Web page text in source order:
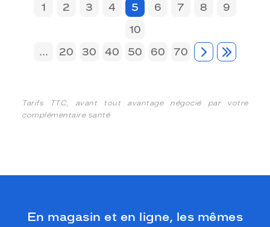
1 2 3 4 5 6 7 8
9
10
...
20 30 40 50 60 70
Tarifs TTC, avant tout avantage négocié par votre
complémentaire santé
En magasin et en ligne, les mêmes